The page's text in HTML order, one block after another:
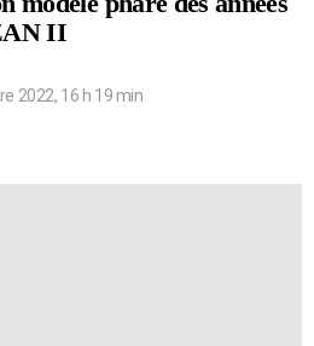
II
2022, 16 h 19 min